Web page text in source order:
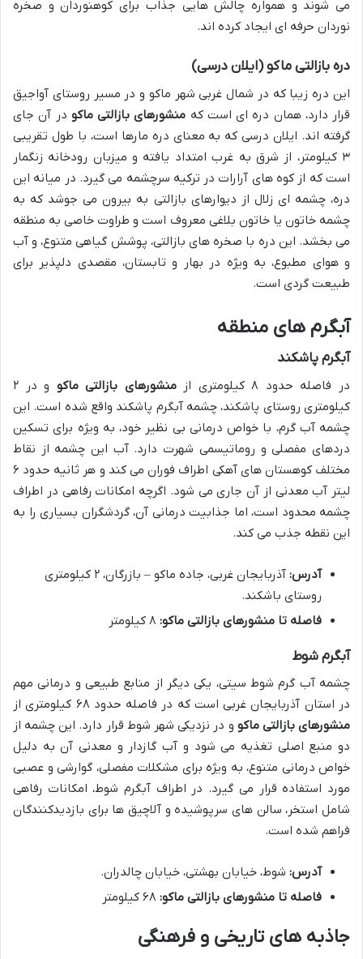
می شوند و همواره چالش هایی جذاب برای کوهنوردان و صخره
نوردان حرفه ای ایجاد کرده اند.
دره بازالتی ماکو (ایلان درسی)
این دره زیبا که در شمال غربی شهر ماکو و در مسیر روستای آواجیق
قرار دارد، همان دره ای است که منشورهای بازالتی ماکو در آن جای
گرفته اند. ایلان درسی که به معنای دره مارها است، با طول تقریبی
۳ کیلومتر، از شرق به غرب امتداد یافته و میزبان رودخانه زنگمار
است که از کوه های آرارات در ترکیه سرچشمه می گیرد. در میانه این
دره، چشمه ای زلال از دیوارهای بازالتی به بیرون می جوشد که به
چشمه خاتون یا خاتون بلاغی معروف است و طراوت خاصی به منطقه
می بخشد. این دره با صخره های بازالتی، پوشش گیاهی متنوع، و آب
و هوای مطبوع، به ویژه در بهار و تابستان، مقصدی دلپذیر برای
طبیعت گردی است.
آبگرم های منطقه
آبگرم پاشکند
در فاصله حدود ۸ کیلومتری از منشورهای بازالتی ماکو
و در ۲
کیلومتری روستای پاشکند، چشمه آبگرم پاشکند واقع شده است. این
چشمه آب گرم، با خواص درمانی بی نظیر خود، به ویژه برای تسکین
دردهای مفصلی و روماتیسمی شهرت دارد. آب این چشمه از نقاط
مختلف کوهستان های آهکی اطراف فوران می کند و هر ثانیه حدود ۶
لیتر آب معدنی از آن جاری می شود. اگرچه امکانات رفاهی در اطراف
چشمه محدود است، اما جذابیت درمانی آن، گردشگران بسیاری را به
این نقطه جذب می کند.
آدرس:
آذربایجان غربی، جاده ماکو – بازرگان، ۲ کیلومتری
روستای باشکند.
فاصله تا منشورهای بازالتی ماکو:
آبگرم شوط
چشمه آب گرم شوط سیتی، یکی دیگر از منابع طبیعی و درمانی مهم
در استان آذربایجان غربی است که در فاصله حدود ۶۸ کیلومتری از
منشورهای بازالتی ماکو و در نزدیکی شهر شوط قرار دارد. این چشمه از
دو منبع اصلی تغذیه می شود و آب گازدار و معدنی آن به دلیل
خواص درمانی متنوع، به ویژه برای مشکلات مفصلی، گوارشی و عصبی
مورد استفاده قرار می گیرد. در اطراف آبگرم شوط، امکانات رفاهی
شامل استخر، سالن های سرپوشیده و آلاچیق ها برای بازدیدکنندگان
فراهم شده است.
آدرس: شوط، خیابان بهشتی، خیابان چالدران.
فاصله تا منشورهای بازالتی ماکو:
جاذبه های تاریخی و فرهنگی